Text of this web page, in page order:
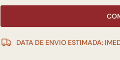
DATA DE ENVIO ESTIMADA: